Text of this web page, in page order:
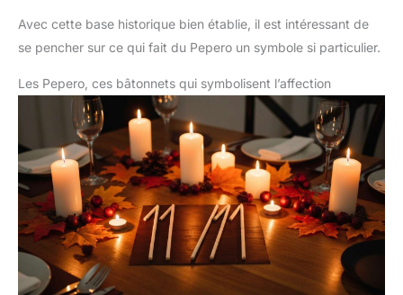
Avec cette base historique bien établie, il est intéressant de
se pencher sur ce qui fait du Pepero un symbole si particulier.
Les Pepero, ces bâtonnets qui symbolisent l’affection